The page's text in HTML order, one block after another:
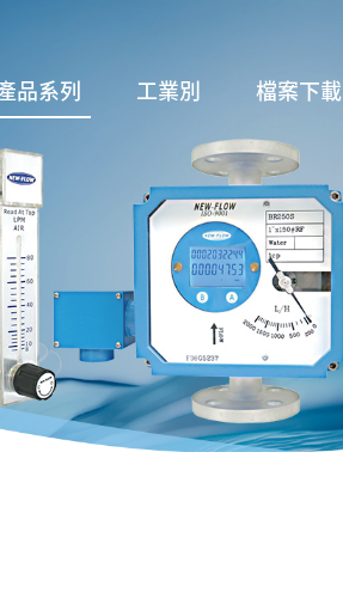
品系列
量系列
位系列
度系列
壓力系列
件系列
件系列
工業別
潤滑系統
冷卻機組系統
烤箱及臭氧反應爐
機械密封罐系統
緊急淋浴洗眼器
檔案下載
操作手冊
產品型錄
認證證書